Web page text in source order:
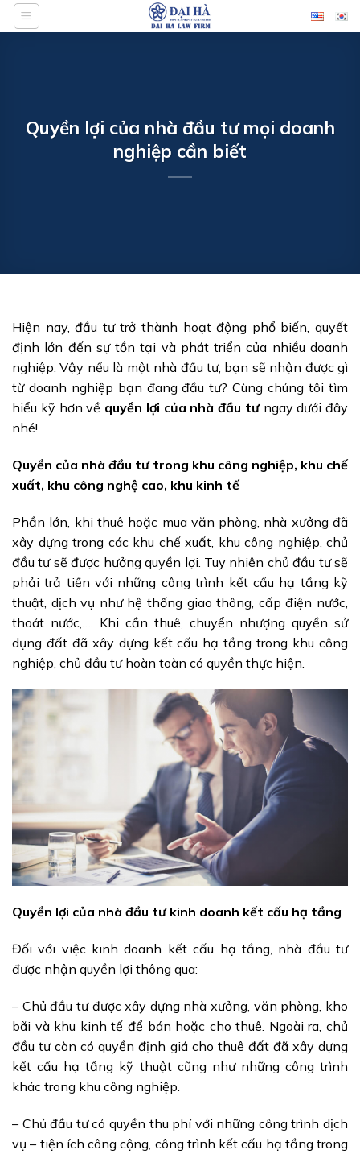
Bỏ
qua
Quyền lợi của nhà đầu tư mọi doanh
nghiệp cần biết
Hiện nay, đầu tư trở thành hoạt động phổ biến, quyết
định lớn đến sự tồn tại và phát triển của nhiều doanh
nghiệp. Vậy nếu là một nhà đầu tư, bạn sẽ nhận được gì
từ doanh nghiệp bạn đang đầu tư? Cùng chúng tôi tìm
hiểu kỹ hơn về quyền lợi của nhà đầu tưngay dưới đây
nhé!
Quyền của nhà đầu tư trong khu công nghiệp, khu chế
xuất, khu công nghệ cao, khu kinh tế
Phần lớn, khi thuê hoặc mua văn phòng, nhà xưởng đã
xây dựng trong các khu chế xuất, khu công nghiệp, chủ
đầu tư sẽ được hưởng quyền lợi. Tuy nhiên chủ đầu tư sẽ
phải trả tiền với những công trình kết cấu hạ tầng kỹ
thuật, dịch vụ như hệ thống giao thông, cấp điện nước,
thoát nước,…. Khi cần thuê, chuyển nhượng quyền sử
dụng đất đã xây dựng kết cấu hạ tầng trong khu công
nghiệp, chủ đầu tư hoàn toàn có quyền thực hiện.
Quyền lợi của nhà đầu tư kinh doanh kết cấu hạ tầng
Đối với việc kinh doanh kết cấu hạ tầng, nhà đầu tư
được nhận quyền lợi thông qua:
– Chủ đầu tư được xây dựng nhà xưởng, văn phòng, kho
bãi và khu kinh tế để bán hoặc cho thuê. Ngoài ra, chủ
đầu tư còn có quyền định giá cho thuê đất đã xây dựng
kết cấu hạ tầng kỹ thuật cũng như những công trình
khác trong khu công nghiệp.
– Chủ đầu tư có quyền thu phí với những công trình dịch
vụ – tiện ích công cộng, công trình kết cấu hạ tầng trong